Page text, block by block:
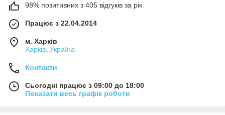
98% позитивних з 405 відгуків за рік
Працює з 22.04.2014
м. Харків
Харків, Україна
Контакти
Сьогодні працює з 09:00 до 18:00
Показати весь графік роботи